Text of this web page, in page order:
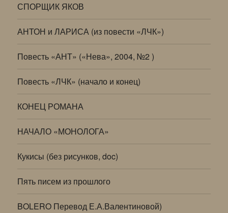
СПОРЩИК ЯКОВ
АНТОН и ЛАРИСА (из повести «ЛЧК»)
Повесть «АНТ» («Нева», 2004, №2 )
Повесть «ЛЧК» (начало и конец)
КОНЕЦ РОМАНА
НАЧАЛО «МОНОЛОГА»
Кукисы (без рисунков, doc)
Пять писем из прошлого
BOLERO Перевод Е.А.Валентиновой)